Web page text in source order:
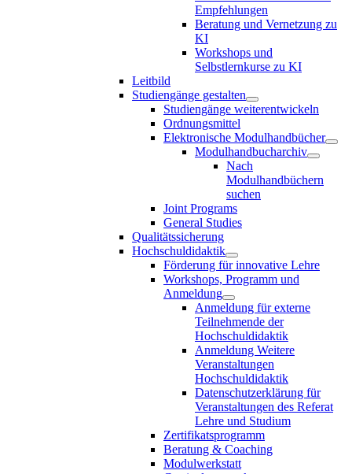
Empfehlungen
Beratung und Vernetzung zu
KI
Workshops und
Selbstlernkurse zu KI
Leitbild
Studiengänge gestalten
Studiengänge weiterentwickeln
Ordnungsmittel
Elektronische Modulhandbücher
Modulhandbucharchiv
Nach
Modulhandbüchern
suchen
Joint Programs
General Studies
Qualitätssicherung
Hochschuldidaktik
Förderung für innovative Lehre
Workshops, Programm und
Anmeldung
Anmeldung für externe
Teilnehmende der
Hochschuldidaktik
Anmeldung Weitere
Veranstaltungen
Hochschuldidaktik
Datenschutzerklärung für
Veranstaltungen des Referat
Lehre und Studium
Zertifikatsprogramm
Beratung & Coaching
Modulwerkstatt